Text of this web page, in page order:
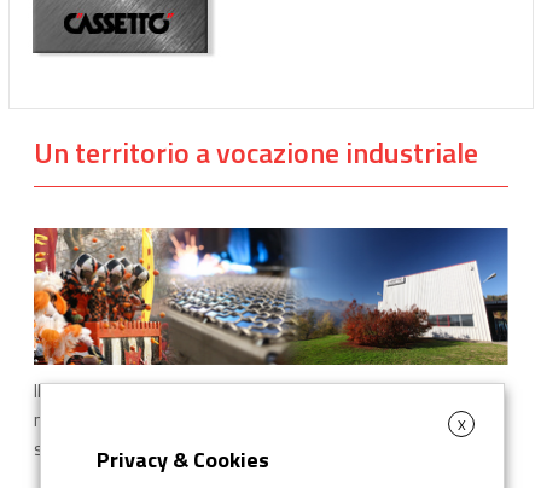
Un territorio a vocazione industriale
Il Canavese, un territorio di Re e di Castelli in una cornice di
montagne e vallate spicca una vocazione industriale per il
settore meccanico e la lavorazione della lamiera…
X
Privacy & Cookies